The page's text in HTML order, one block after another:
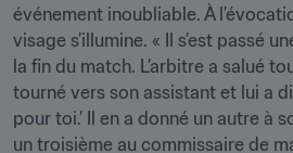
événement inoubliable. À
visage s’illumine. « Il s’est passé
la fin du match. L’arbitre a salué
tourné vers son assistant et lui a
pour toi.’ Il en a donné un autre à
un troisième au commissaire de